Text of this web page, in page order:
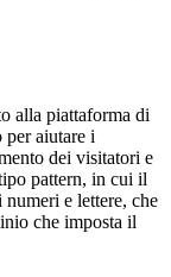
alla piattaforma di
aiutare i
dei visitatori e
pattern, in cui il
numeri e lettere, che
che imposta il